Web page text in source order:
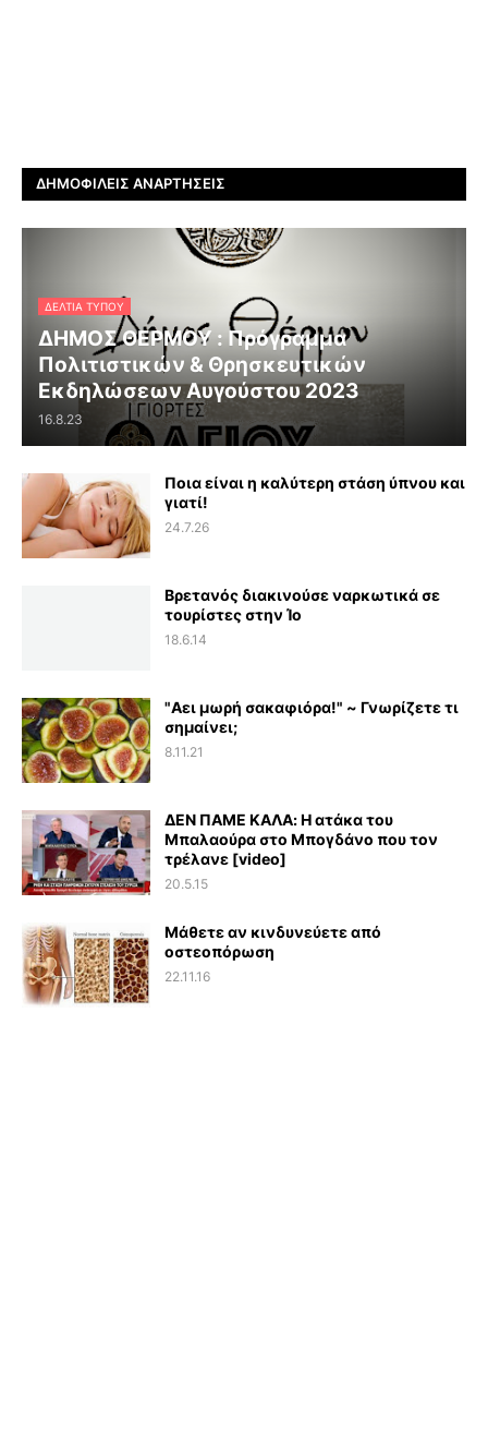
ΔΗΜΟΦΙΛΕΊΣ ΑΝΑΡΤΉΣΕΙΣ
ΔΕΛΤΊΑ ΤΎΠΟΥ
ΔΗΜΟΣ ΘΕΡΜΟΥ : Πρόγραμμα
Πολιτιστικών & Θρησκευτικών
Εκδηλώσεων Αυγούστου 2023
16.8.23
Ποια είναι η καλύτερη στάση ύπνου και
γιατί!
24.7.26
Βρετανός διακινούσε ναρκωτικά σε
τουρίστες στην Ίο
18.6.14
"Αει μωρή σακαφιόρα!" ~ Γνωρίζετε τι
σημαίνει;
8.11.21
ΔΕΝ ΠΑΜΕ ΚΑΛΑ: Η ατάκα του
Μπαλαούρα στο Μπογδάνο που τον
τρέλανε [video]
20.5.15
Μάθετε αν κινδυνεύετε από
οστεοπόρωση
22.11.16